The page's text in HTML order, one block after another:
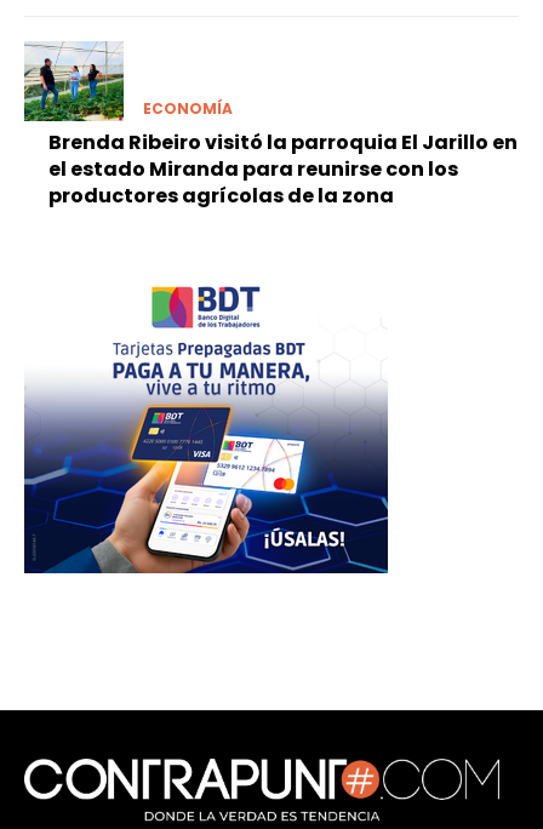
ECONOMÍA
Brenda Ribeiro visitó la parroquia El Jarillo en
el estado Miranda para reunirse con los
productores agrícolas de la zona